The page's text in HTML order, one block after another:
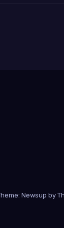
Newsup by